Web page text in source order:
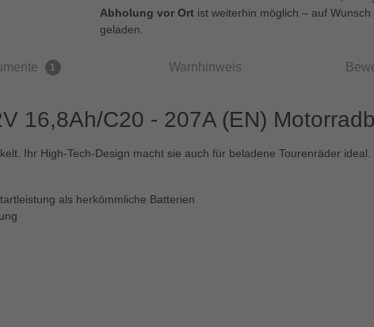
Abholung vor Ort ist weiterhin möglich – auf Wunsch
geladen.
1 Warnhinweis
16,8Ah/C20 - 207A (EN)
Ihr High-Tech-Design macht sie auch für beladene Tourenräder ideal.
als herkömmliche Batterien